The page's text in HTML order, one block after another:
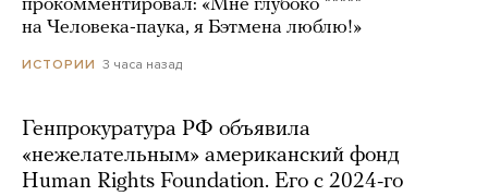
прокомментировал: «Мне глубоко *****
на Человека-паука, я Бэтмена люблю!»
ИСТОРИИ 3 часа назад
Генпрокуратура РФ объявила
«нежелательным» американский фонд
Human Rights Foundation. Его с 2024-го